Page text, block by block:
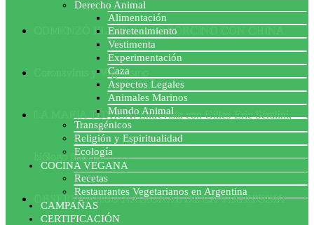
COMENZÓ EL ACUERDO PORCINO CON CHINA
Coronavirus y Veganismo
LA MAFIA TÓXICA: Entrevista con Gilles-Eric Séralini,
biólogo francés
OBSERVATORIO NACIONAL DE LA VEGEFOBIA
Derecho Animal
Alimentación
Entretenimiento
Vestimenta
Experimentación
Caza
Aspectos Legales
Animales Marinos
Mundo Animal
Transgénicos
Religión y Espiritualidad
Ecología
COCINA VEGANA
Recetas
Restaurantes Vegetarianos en Argentina
CAMPAÑAS
CERTIFICACIÓN